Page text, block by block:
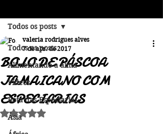
Todos os posts
Alimentando a alma
Vídeos
Rota das Especiarias
Ásia
Todos os posts
BOLO DE PÁSCOA
JAMAICANO COM
ESPECIARIAS
valeria rodrigues alves
7 de abr. de 2017
Avaliado com NaN de 5 estrelas.